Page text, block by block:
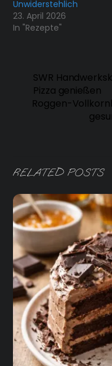
Unwiderstehlich
23. April 2026
In "Rezepte"
SWR
Pizza genießen
Roggen-
RELATED POSTS